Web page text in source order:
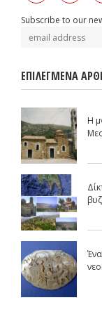
Subscribe to our
ΕΠΙΛΕΓΜΕΝΑ
Η